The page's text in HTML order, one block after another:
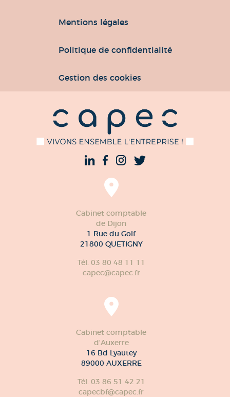
Mentions légales
Politique de confidentialité
Gestion des cookies
Cabinet comptable
de Dijon
1 Rue du Golf
21800 QUETIGNY
Tél. 03 80 48 11 11
capec@capec.fr
Cabinet comptable
d'Auxerre
16 Bd Lyautey
89000 AUXERRE
Tél. 03 86 51 42 21
capecbf@capec.fr